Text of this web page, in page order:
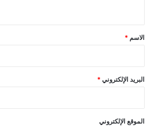
*
الاسم *
البريد الإلكتروني *
الموقع الإلكتروني